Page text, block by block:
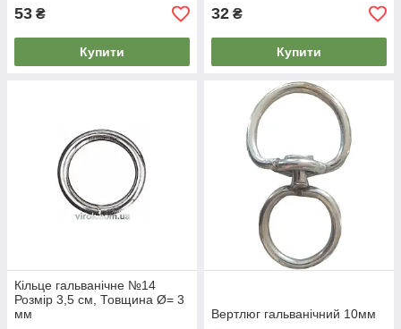
53 ₴
Купити
32 ₴
Купити
Кільце гальванічне №14
Розмір 3,5 см, Товщина Ø= 3
мм
Вертлюг гальванічний 10мм